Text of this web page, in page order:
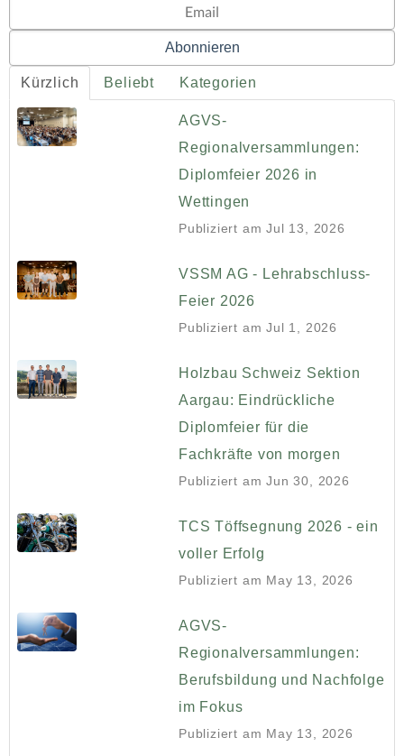
Kürzlich Beliebt Kategorien
AGVS-
Regionalversammlungen:
Diplomfeier 2026 in
Wettingen
Publiziert am Jul 13, 2026
VSSM AG - Lehrabschluss-
Feier 2026
Publiziert am Jul 1, 2026
Holzbau Schweiz Sektion
Aargau: Eindrückliche
Diplomfeier für die
Fachkräfte von morgen
Publiziert am Jun 30, 2026
TCS Töffsegnung 2026 - ein
voller Erfolg
Publiziert am May 13, 2026
AGVS-
Regionalversammlungen:
Berufsbildung und Nachfolge
im Fokus
Publiziert am May 13, 2026